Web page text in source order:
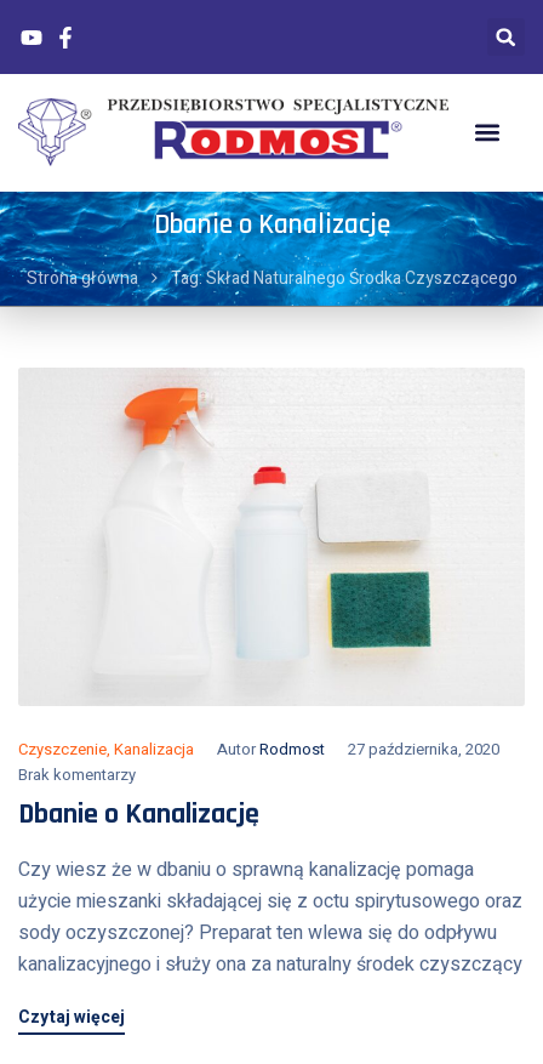
Dbanie o Kanalizację
Strona główna Tag: Skład Naturalnego Środka Czyszczącego
Czyszczenie, Kanalizacja AutorRodmost
27 października, 2020
Brak komentarzy
Dbanie o Kanalizację
Czy wiesz że w dbaniu o sprawną kanalizację pomaga
użycie mieszanki składającej się z octu spirytusowego oraz
sody oczyszczonej? Preparat ten wlewa się do odpływu
kanalizacyjnego i służy ona za naturalny środek czyszczący
Czytaj więcej